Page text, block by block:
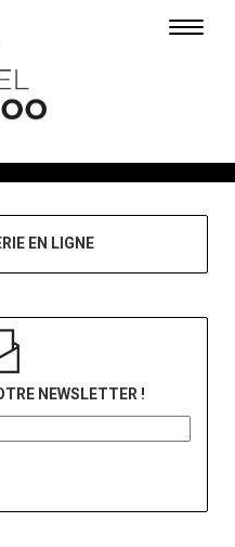
Toggle
EN LIGNE
NEWSLETTER !